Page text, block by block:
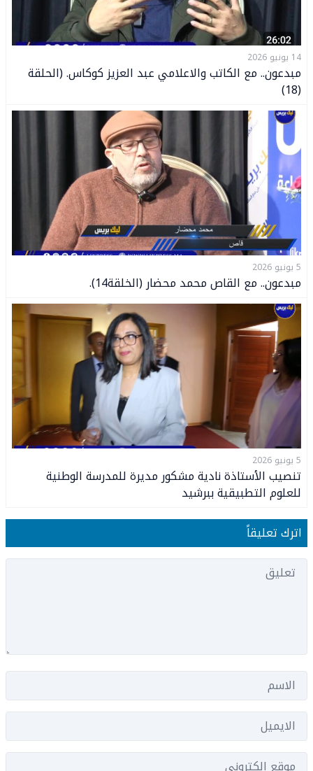
14 يونيو 2026
مبدعون.. مع الكاتب والاعلامي عبد العزيز كوكاس. (الحلقة
(18)
5 يونيو 2026
مبدعون.. مع القاص محمد محضار (الخلقة14).
5 يونيو 2026
تنصيب الأستاذة نادية مشكور مديرة للمدرسة الوطنية
للعلوم التطبيقية ببرشيد
اترك تعليقاً